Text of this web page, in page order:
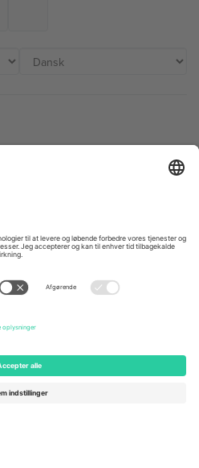
167 City Road, London, Greater
Switzerland
Engelberg, Switzerland
UAE Dubai Silicon Oasis, DDP
Building A1, Office 302, Dubai,
United Arab Emirates